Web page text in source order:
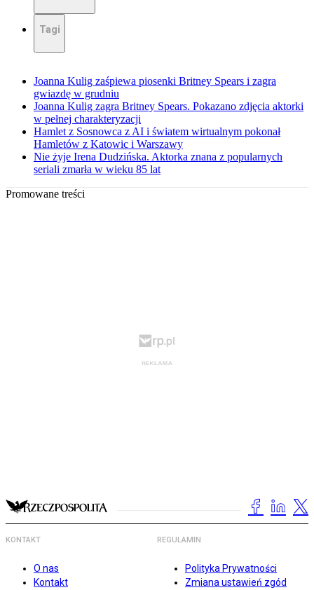
Tagi
Joanna Kulig zaśpiewa piosenki Britney Spears i zagra
gwiazdę w grudniu
Joanna Kulig zagra Britney Spears. Pokazano zdjęcia aktorki
w pełnej charakteryzacji
Hamlet z Sosnowca z AI i światem wirtualnym pokonał
Hamletów z Katowic i Warszawy
Nie żyje Irena Dudzińska. Aktorka znana z popularnych
seriali zmarła w wieku 85 lat
Promowane treści
KONTAKT
O nas
Kontakt
REGULAMIN
Polityka Prywatności
Zmiana ustawień zgód